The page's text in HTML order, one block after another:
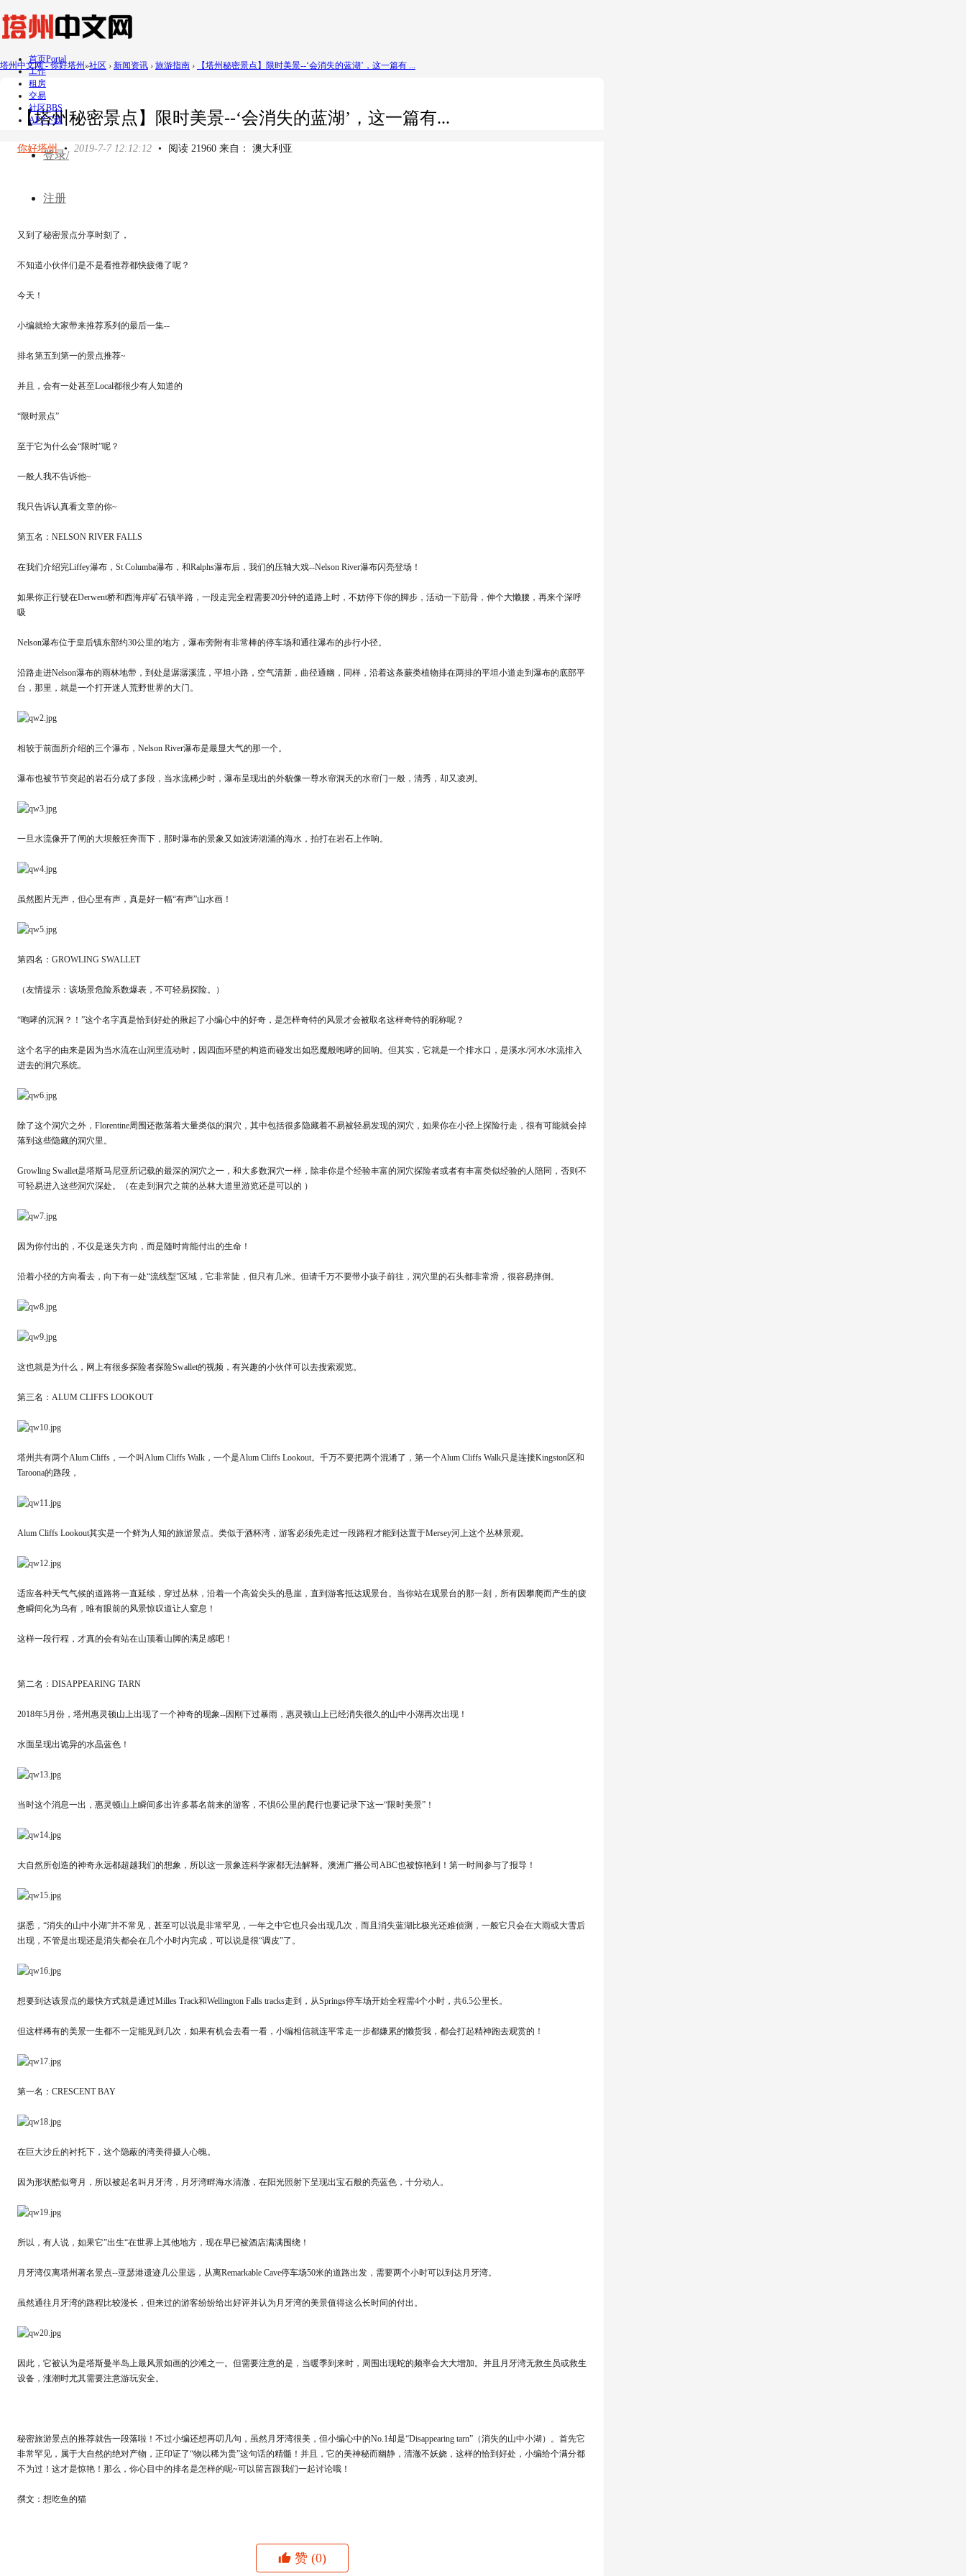
首页Portal
工作
租房
交易
社区BBS
APP下载
登录/
注册
塔州中文网 - 你好塔州»社区 › 新闻资讯 › 旅游指南 › 【塔州秘密景点】限时美景--‘会消失的蓝湖’，这一篇有 ...
【塔州秘密景点】限时美景--‘会消失的蓝湖’，这一篇有...
你好塔州 • 2019-7-7 12:12:12 • 阅读 21960 来自： 澳大利亚
又到了秘密景点分享时刻了，
不知道小伙伴们是不是看推荐都快疲倦了呢？
今天！
小编就给大家带来推荐系列的最后一集--
排名第五到第一的景点推荐~
并且，会有一处甚至Local都很少有人知道的
“限时景点”
至于它为什么会“限时”呢？
一般人我不告诉他~
我只告诉认真看文章的你~
第五名：NELSON RIVER FALLS
在我们介绍完Liffey瀑布，St Columba瀑布，和Ralphs瀑布后，我们的压轴大戏--Nelson River瀑布闪亮登场！
如果你正行驶在Derwent桥和西海岸矿石镇半路，一段走完全程需要20分钟的道路上时，不妨停下你的脚步，活动一下筋骨，伸个大懒腰，再来个深呼
吸
Nelson瀑布位于皇后镇东部约30公里的地方，瀑布旁附有非常棒的停车场和通往瀑布的步行小径。
沿路走进Nelson瀑布的雨林地带，到处是潺潺溪流，平坦小路，空气清新，曲径通幽，同样，沿着这条蕨类植物排在两排的平坦小道走到瀑布的底部平
台，那里，就是一个打开迷人荒野世界的大门。
相较于前面所介绍的三个瀑布，Nelson River瀑布是最显大气的那一个。
瀑布也被节节突起的岩石分成了多段，当水流稀少时，瀑布呈现出的外貌像一尊水帘洞天的水帘门一般，清秀，却又凌冽。
一旦水流像开了闸的大坝般狂奔而下，那时瀑布的景象又如波涛汹涌的海水，拍打在岩石上作响。
虽然图片无声，但心里有声，真是好一幅“有声”山水画！
第四名：GROWLING SWALLET
（友情提示：该场景危险系数爆表，不可轻易探险。）
“咆哮的沉洞？！”这个名字真是恰到好处的揪起了小编心中的好奇，是怎样奇特的风景才会被取名这样奇特的昵称呢？
这个名字的由来是因为当水流在山洞里流动时，因四面环壁的构造而碰发出如恶魔般咆哮的回响。但其实，它就是一个排水口，是溪水/河水/水流排入
进去的洞穴系统。
除了这个洞穴之外，Florentine周围还散落着大量类似的洞穴，其中包括很多隐藏着不易被轻易发现的洞穴，如果你在小径上探险行走，很有可能就会掉
落到这些隐藏的洞穴里。
Growling Swallet是塔斯马尼亚所记载的最深的洞穴之一，和大多数洞穴一样，除非你是个经验丰富的洞穴探险者或者有丰富类似经验的人陪同，否则不
可轻易进入这些洞穴深处。（在走到洞穴之前的丛林大道里游览还是可以的 ）
因为你付出的，不仅是迷失方向，而是随时肯能付出的生命！
沿着小径的方向看去，向下有一处“流线型”区域，它非常陡，但只有几米。但请千万不要带小孩子前往，洞穴里的石头都非常滑，很容易摔倒。
这也就是为什么，网上有很多探险者探险Swallet的视频，有兴趣的小伙伴可以去搜索观览。
第三名：ALUM CLIFFS LOOKOUT
塔州共有两个Alum Cliffs，一个叫Alum Cliffs Walk，一个是Alum Cliffs Lookout。千万不要把两个混淆了，第一个Alum Cliffs Walk只是连接Kingston区和
Taroona的路段，
Alum Cliffs Lookout其实是一个鲜为人知的旅游景点。类似于酒杯湾，游客必须先走过一段路程才能到达置于Mersey河上这个丛林景观。
适应各种天气气候的道路将一直延续，穿过丛林，沿着一个高耸尖头的悬崖，直到游客抵达观景台。当你站在观景台的那一刻，所有因攀爬而产生的疲
惫瞬间化为乌有，唯有眼前的风景惊叹道让人窒息！
这样一段行程，才真的会有站在山顶看山脚的满足感吧！
第二名：DISAPPEARING TARN
2018年5月份，塔州惠灵顿山上出现了一个神奇的现象--因刚下过暴雨，惠灵顿山上已经消失很久的山中小湖再次出现！
水面呈现出诡异的水晶蓝色！
当时这个消息一出，惠灵顿山上瞬间多出许多慕名前来的游客，不惧6公里的爬行也要记录下这一“限时美景”！
大自然所创造的神奇永远都超越我们的想象，所以这一景象连科学家都无法解释。澳洲广播公司ABC也被惊艳到！第一时间参与了报导！
据悉，“消失的山中小湖”并不常见，甚至可以说是非常罕见，一年之中它也只会出现几次，而且消失蓝湖比极光还难侦测，一般它只会在大雨或大雪后
出现，不管是出现还是消失都会在几个小时内完成，可以说是很“调皮”了。
想要到达该景点的最快方式就是通过Milles Track和Wellington Falls tracks走到，从Springs停车场开始全程需4个小时，共6.5公里长。
但这样稀有的美景一生都不一定能见到几次，如果有机会去看一看，小编相信就连平常走一步都嫌累的懒货我，都会打起精神跑去观赏的！
第一名：CRESCENT BAY
在巨大沙丘的衬托下，这个隐蔽的湾美得摄人心魄。
因为形状酷似弯月，所以被起名叫月牙湾，月牙湾畔海水清澈，在阳光照射下呈现出宝石般的亮蓝色，十分动人。
所以，有人说，如果它”出生“在世界上其他地方，现在早已被酒店满满围绕！
月牙湾仅离塔州著名景点--亚瑟港遗迹几公里远，从离Remarkable Cave停车场50米的道路出发，需要两个小时可以到达月牙湾。
虽然通往月牙湾的路程比较漫长，但来过的游客纷纷给出好评并认为月牙湾的美景值得这么长时间的付出。
因此，它被认为是塔斯曼半岛上最风景如画的沙滩之一。但需要注意的是，当暖季到来时，周围出现蛇的频率会大大增加。并且月牙湾无救生员或救生
设备，涨潮时尤其需要注意游玩安全。
秘密旅游景点的推荐就告一段落啦！不过小编还想再叨几句，虽然月牙湾很美，但小编心中的No.1却是“Disappearing tarn”（消失的山中小湖）。首先它
非常罕见，属于大自然的绝对产物，正印证了“物以稀为贵”这句话的精髓！并且，它的美神秘而幽静，清澈不妖娆，这样的恰到好处，小编给个满分都
不为过！这才是惊艳！那么，你心目中的排名是怎样的呢~可以留言跟我们一起讨论哦！
撰文：想吃鱼的猫
赞 (0)